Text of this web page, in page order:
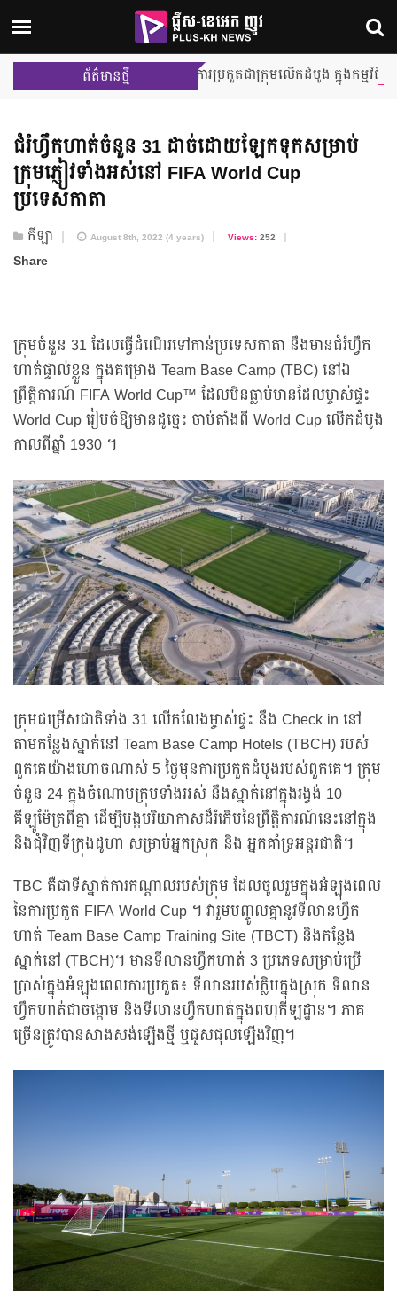
ព័ត៌មានថ្មី
ជា Team Leader ក្នុងការប្រកួតជាក្រុមលើកដំបូង ក្នុងកម្មវិធី Junior
ជំរំហ្វឹកហាត់ចំនួន 31 ដាច់​ដោយ​ឡែក​ទុក​សម្រាប់​
ក្រុមភ្ញៀវ​ទាំងអស់​នៅ FIFA World Cup
ប្រទេសកាតា
កីឡា August 8th, 2022 (4 years) Views:252
Share
ក្រុមចំនួន 31 ដែលធ្វើដំណើរទៅកាន់ប្រទេសកាតា នឹងមានជំរំហ្វឹក
ហាត់ផ្ទាល់ខ្លួន ក្នុងគម្រោង Team Base Camp (TBC) នៅឯ
ព្រឹត្តិការណ៍ FIFA World Cup™ ដែលមិនធ្លាប់មានដែលម្ចាស់ផ្ទះ
World Cup រៀបចំឱ្យមានដូច្នេះ ចាប់តាំងពី World Cup លើកដំបូង
កាលពីឆ្នាំ 1930 ។
ក្រុមជម្រើសជាតិទាំង 31 លើកលែងម្ចាស់ផ្ទះ នឹង Check in នៅ
តាមកន្លែងស្នាក់នៅ Team Base Camp Hotels (TBCH) របស់
ពួកគេយ៉ាងហោចណាស់ 5 ថ្ងៃមុនការប្រកួតដំបូងរបស់ពួកគេ។ ក្រុម
ចំនួន 24 ក្នុងចំណោមក្រុមទាំងអស់ នឹងស្នាក់នៅក្នុងរង្វង់ 10
គីឡូម៉ែត្រពីគ្នា ដើម្បីបង្កបរិយាកាសដ៏រំភើបនៃព្រឹត្តិការណ៍នេះនៅក្នុង
និងជុំវិញទីក្រុងដូហា សម្រាប់អ្នកស្រុក និង អ្នកគាំទ្រអន្តរជាតិ។
TBC គឺជាទីស្នាក់ការកណ្តាលរបស់ក្រុម ដែលចូលរួមក្នុងអំឡុងពេល
នៃការប្រកួត FIFA World Cup ។ វារួមបញ្ចូលគ្នានូវទីលានហ្វឹក
ហាត់ Team Base Camp Training Site (TBCT) និងកន្លែង
ស្នាក់នៅ (TBCH)។ មានទីលានហ្វឹកហាត់ 3 ប្រភេទសម្រាប់ប្រើ
ប្រាស់ក្នុងអំឡុងពេលការប្រកួត៖ ទីលានរបស់ក្លិបក្នុងស្រុក ទីលាន
ហ្វឹកហាត់ជាចង្កោម និងទីលានហ្វឹកហាត់ក្នុងពហុកីឡដ្ឋាន។ ភាគ
ច្រើនត្រូវបានសាងសង់ឡើងថ្មី ឬជួសជុលឡើងវិញ។